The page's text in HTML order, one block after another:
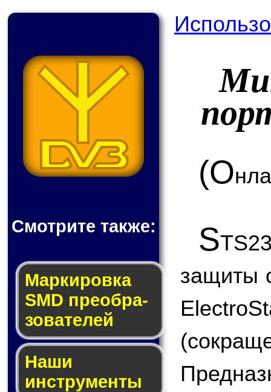
Смотрите также:
Мар­ки­ров­ка
SMD пре­об­ра­
зо­ва­те­лей
Наши
инструменты
(О
S
защиты